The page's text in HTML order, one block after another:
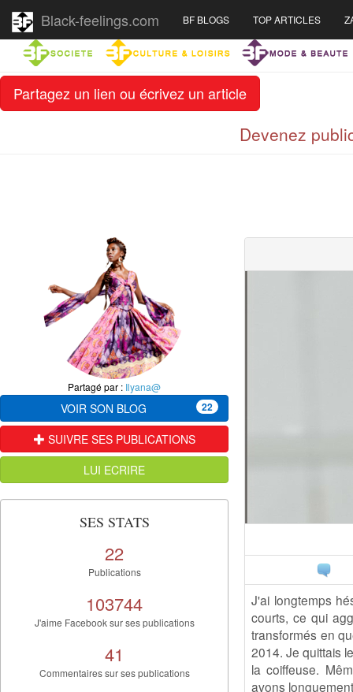
Partagez un lien ou écrivez un article
Black-feelings.com BF BLOGS TOP ARTICLES
Devenez
J'ai longtemps
courts, ce qui
transformés en
2014. Je quittais
la coiffeuse.
avons
Partagé par : Ilyana@
VOIR SON BLOG 22
SUIVRE SES PUBLICATIONS
LUI ECRIRE
SES STATS
22
Publications
103744
J'aime Facebook sur ses publications
41
Commentaires sur ses publications